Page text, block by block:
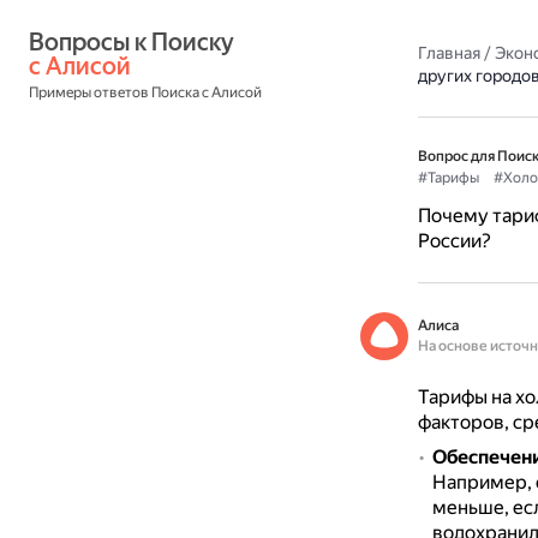
с Алисой
Примеры ответов Поиска с Алисой
Главная/
других
Вопрос для
#Тарифы
Почему
России?
Алиса
На основе
Тарифы на
факторов,
Например,
меньше,